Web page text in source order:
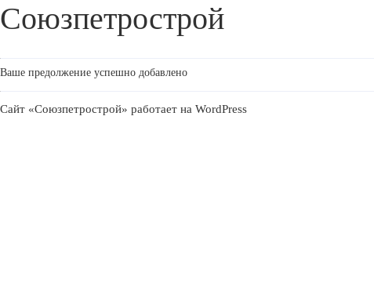
Союзпетрострой
Ваше предолжение успешно добавлено
Сайт «Союзпетрострой» работает на WordPress